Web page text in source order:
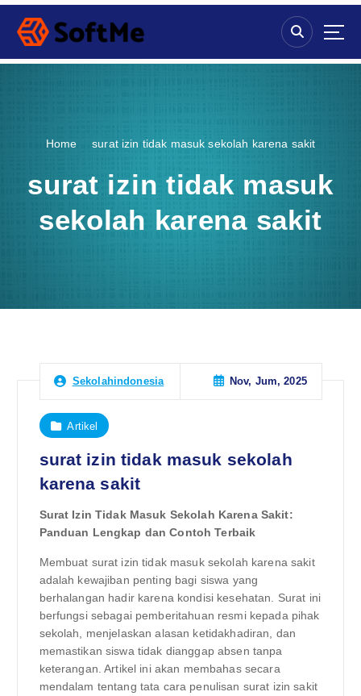
S
p
Home surat izin tidak masuk sekolah karena sakit
surat izin tidak masuk
sekolah karena sakit
Sekolahindonesia Nov, Jum, 2025
Artikel
surat izin tidak masuk sekolah
karena sakit
Surat Izin Tidak Masuk Sekolah Karena Sakit:
Panduan Lengkap dan Contoh Terbaik
Membuat surat izin tidak masuk sekolah karena sakit
adalah kewajiban penting bagi siswa yang
berhalangan hadir karena kondisi kesehatan. Surat ini
berfungsi sebagai pemberitahuan resmi kepada pihak
sekolah, menjelaskan alasan ketidakhadiran, dan
memastikan siswa tidak dianggap absen tanpa
keterangan. Artikel ini akan membahas secara
mendalam tentang tata cara penulisan surat izin sakit